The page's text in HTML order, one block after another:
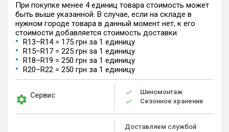
При покупке менее 4 единиц товара стоимость может
быть выше указанной. В случае, если на складе в
нужном городе товара в данный момент нет, к его
стоимости добавляется стоимость доставки.
R13–R14 = 175 грн за 1 единицу
R15–R17 = 225 грн за 1 единицу
R18–R19 = 250 грн за 1 единицу
R20–R22 = 250 грн за 1 единицу
Сервис
Шиномонтаж
Сезонное хранение
Доставляем службой